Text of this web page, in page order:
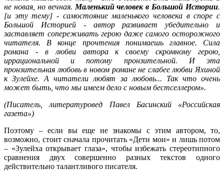
не новая, но вечная. Маленький человек в Большой Истории.
[и эту тему] - самостояние маленького человека в споре с
Большой Историей - автор развивает убедительно и
заставляет сопереживать герою даже самого осторожного
читателя. В конце прочтения понимаешь главное. Сила
романа - в любви автора к своему скромному герою,
иррациональной и потому пронзительной. И эта
пронзительная любовь в новом романе не слабее любви Яхиной
к Зулейхе. А читатели любят за любовь... Так что очень
может быть, что мы имеем дело с новым бестселлером».
(Писатель, литературовед Павел Басинский «Российская
газета»)
Поэтому – если вы еще не знакомы с этим автором, то,
возможно, стоит сначала прочитать «Дети мои» и лишь потом
– «Зулейха открывает глаза», чтобы избежать стереотипного
сравнения двух совершенно разных текстов одного
действительно талантливого писателя.